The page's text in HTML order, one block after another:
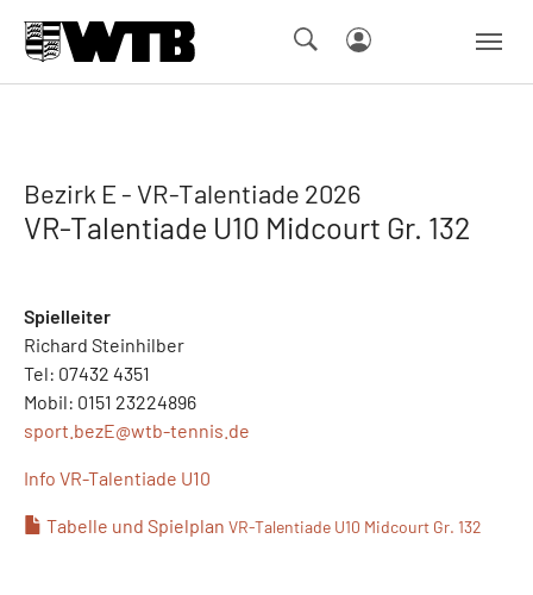
Bezirk E - VR-Talentiade 2026
VR-Talentiade U10 Midcourt Gr. 132
Spielleiter
Richard Steinhilber
Tel: 07432 4351
Mobil: 0151 23224896
sport.bezE@wtb-tennis.de
Info VR-Talentiade U10
Tabelle und Spielplan VR-Talentiade U10 Midcourt Gr. 132